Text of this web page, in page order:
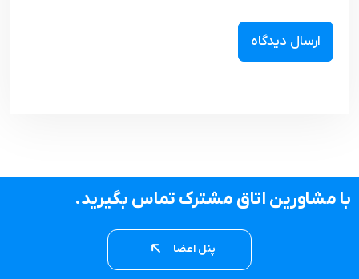
با مشاورین اتاق مشترک تماس بگیرید.
پنل اعضا